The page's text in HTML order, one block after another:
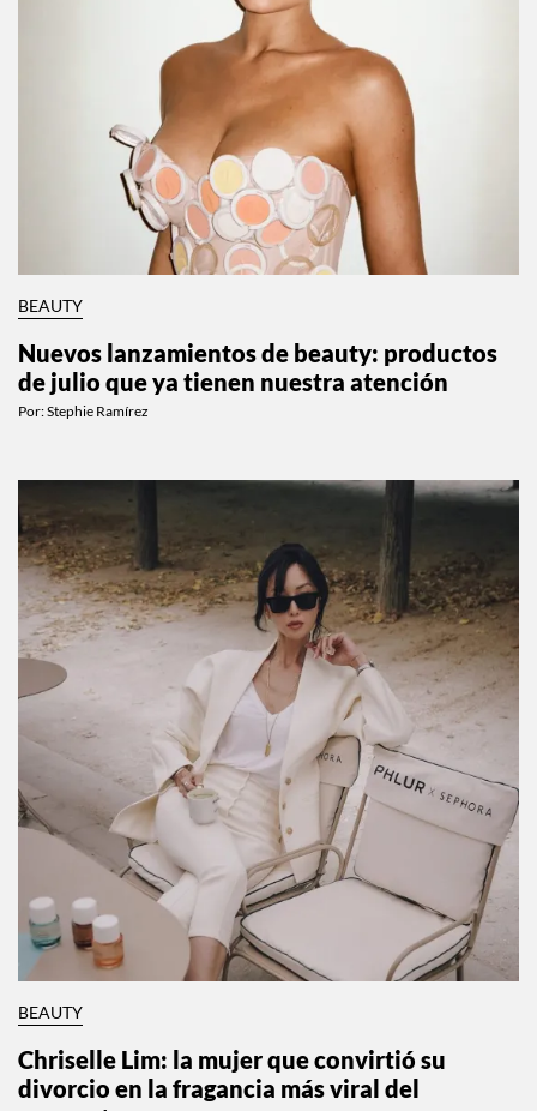
BEAUTY
Nuevos lanzamientos de beauty: productos
de julio que ya tienen nuestra atención
Por:Stephie Ramírez
BEAUTY
Chriselle Lim: la mujer que convirtió su
divorcio en la fragancia más viral del